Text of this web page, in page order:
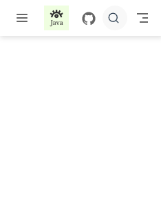
跳至主要內容